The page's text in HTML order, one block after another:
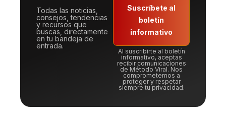
Todas las noticias,
consejos, tendencias
y recursos que
buscas, directamente
en tu bandeja de
entrada.
Suscríbete al
boletín
informativo
Al suscribirte al boletín
informativo, aceptas
recibir comunicaciones
de Método Viral. Nos
comprometemos a
proteger y respetar
siempre tu privacidad.